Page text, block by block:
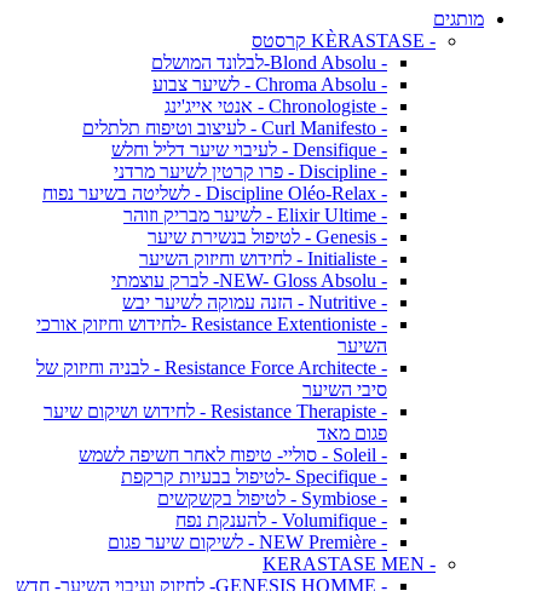
מותגים
- KÈRASTASE קרסטס
- Blond Absolu-לבלונד המושלם
- Chroma Absolu - לשיער צבוע
- Chronologiste - אנטי אייג'ינג
- Curl Manifesto - לעיצוב וטיפוח תלתלים
- Densifique - לעיבוי שיער דליל וחלש
- Discipline - פרו קרטין לשיער מרדני
- Discipline Oléo-Relax - לשליטה בשיער נפוח
- Elixir Ultime - לשיער מבריק וזוהר
- Genesis - לטיפול בנשירת שיער
- Initialiste - לחידוש וחיזוק השיער
- NEW- Gloss Absolu- לברק עוצמתי
- Nutritive - הזנה עמוקה לשיער יבש
- Resistance Extentioniste -לחידוש וחיזוק אורכי
השיער
- Resistance Force Architecte - לבניה וחיזוק של
סיבי השיער
- Resistance Therapiste - לחידוש ושיקום שיער
פגום מאד
- Soleil - סוליי- טיפוח לאחר חשיפה לשמש
- Specifique -לטיפול בבעיות קרקפת
- Symbiose - לטיפול בקשקשים
- Volumifique - להענקת נפח
- NEW Première - לשיקום שיער פגום
- KERASTASE MEN
- GENESIS HOMME- לחיזוק ועיבוי השיער- חדש